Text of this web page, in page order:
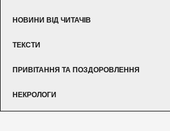
НОВИНИ ВІД ЧИТАЧІВ
ТЕКСТИ
ПРИВІТАННЯ ТА ПОЗДОРОВЛЕННЯ
НЕКРОЛОГИ